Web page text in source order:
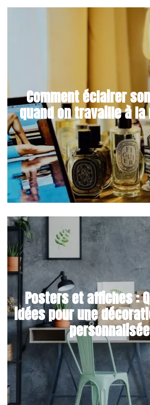
Comment éclairer
quand on travaille à la
Posters et affiches :
idées pour une
personnalisée